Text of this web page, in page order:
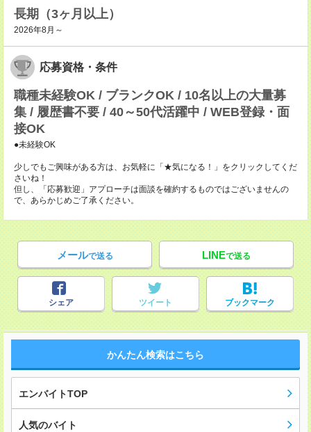
長期（3ヶ月以上）
2026年8月～
応募資格・条件
職種未経験OK / ブランクOK / 10名以上の大量募
集 / 履歴書不要 / 40～50代活躍中 / WEB登録・面
接OK
●未経験OK
少しでもご興味がある方は、お気軽に「★気になる！」をクリックしてくだ
さいね！
但し、「応募歓迎」アプローチは面談を確約するものではございませんの
で、あらかじめご了承ください。
メールで送る LINEで送る
シェア ツイート ブックマーク
かんたん検索はこちら
エンバイトTOP
人気のバイト